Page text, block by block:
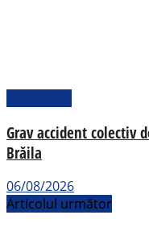
Grav accident colectiv
Brăila
06/08/2026
Articolul următor